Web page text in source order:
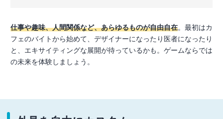
仕事や趣味、人間関係など、あらゆるものが自由自在。最初はカ
フェのバイトから始めて、デザイナーになったり医者になったり
と、エキサイティングな展開が待っているかも。ゲームならでは
の未来を体験しましょう。